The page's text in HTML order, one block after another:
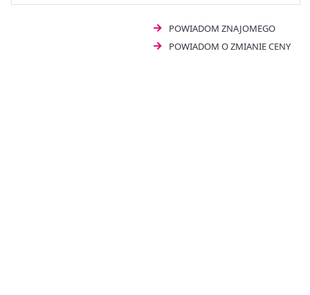
POWIADOM ZNAJOMEGO
POWIADOM O ZMIANIE CENY